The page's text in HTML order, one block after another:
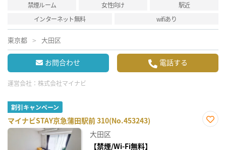
禁煙ルーム 女性向け
駅近
インターネット無料
wifiあり
東京都 大田区
お問合わせ 電話する
運営会社： 株式会社マイナビ
割引キャンペーン
マイナビSTAY京急蒲田駅前 310(No.453243)
大田区
【禁煙/Wi-Fi無料】